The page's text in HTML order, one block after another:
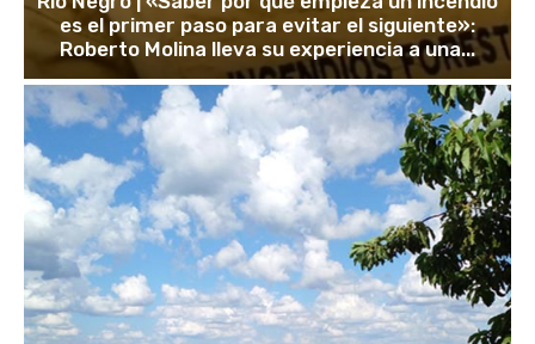
es el primer paso para evitar el siguiente»:
Roberto Molina lleva su experiencia a una...